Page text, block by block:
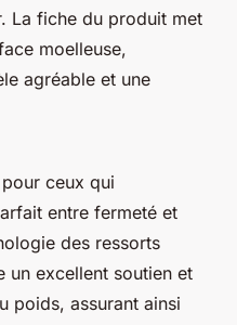
La fiche du produit met
moelleuse,
agréable et une
ceux qui
entre fermeté et
des ressorts
un excellent soutien et
poids, assurant ainsi